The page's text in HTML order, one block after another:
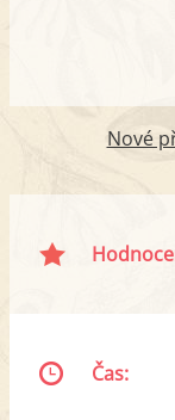
Nové
Čas: